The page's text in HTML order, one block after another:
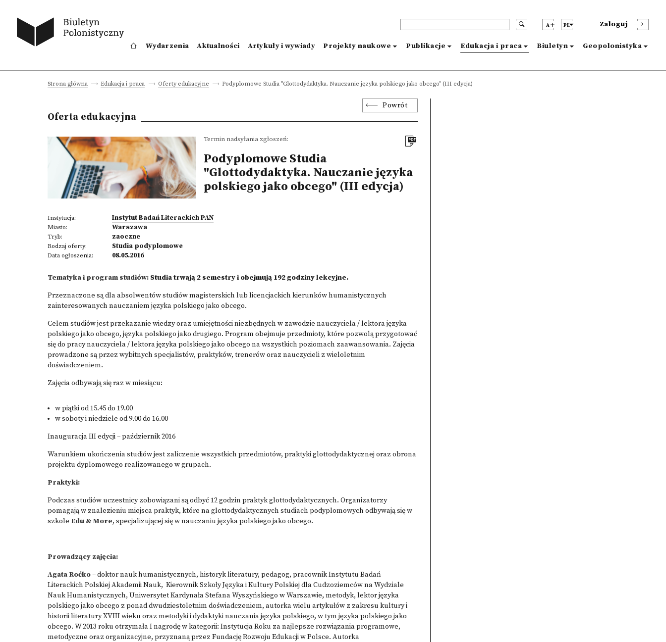
A PL Zaloguj
Wydarzenia Aktualności Artykuły i wywiady Projekty naukowe Publikacje Edukacja i praca Biuletyn Geopolonistyka
Strona główna Edukacja i praca Oferty edukacyjne Podyplomowe Studia "Glottodydaktyka. Nauczanie języka polskiego jako obcego" (III edycja)
Powrót
Oferta edukacyjna
Termin nadsyłania zgłoszeń:
Podyplomowe Studia
"Glottodydaktyka. Nauczanie języka
polskiego jako obcego" (III edycja)
Instytucja: Instytut Badań Literackich PAN
Miasto: Warszawa
Tryb: zaoczne
Rodzaj oferty: Studia podyplomowe
Data ogłoszenia: 08.05.2016
Tematyka i program studiów: Studia trwają 2 semestry i obejmują 192 godziny lekcyjne.
Przeznaczone są dla absolwentów studiów magisterskich lub licencjackich kierunków humanistycznych
zainteresowanych nauczaniem języka polskiego jako obcego.
Celem studiów jest przekazanie wiedzy oraz umiejętności niezbędnych w zawodzie nauczyciela / lektora języka
polskiego jako obcego, języka polskiego jako drugiego. Program obejmuje przedmioty, które pozwolą przygotować
się do pracy nauczyciela / lektora języka polskiego jako obcego na wszystkich poziomach zaawansowania. Zajęcia
prowadzone są przez wybitnych specjalistów, praktyków, trenerów oraz nauczycieli z wieloletnim
doświadczeniem.
Zajęcia odbywają się raz w miesiącu:
w piątki od 15.45 do 19.00
w soboty i niedziele od 9.00 do 16.00
Inauguracja III edycji – październik 2016
Warunkiem ukończenia studiów jest zaliczenie wszystkich przedmiotów, praktyki glottodydaktycznej oraz obrona
projektu dyplomowego realizowanego w grupach.
Praktyki:
Podczas studiów uczestnicy zobowiązani są odbyć 12 godzin praktyk glottodydaktycznych. Organizatorzy
pomagają w znalezieniu miejsca praktyk, które na glottodydaktycznych studiach podyplomowych odbywają się w
szkole Edu & More, specjalizującej się w nauczaniu języka polskiego jako obcego.
Prowadzący zajęcia:
Agata Roćko– doktor nauk humanistycznych, historyk literatury, pedagog, pracownik Instytutu Badań
Literackich Polskiej Akademii Nauk, Kierownik Szkoły Języka i Kultury Polskiej dla Cudzoziemców na Wydziale
Nauk Humanistycznych, Uniwersytet Kardynała Stefana Wyszyńskiego w Warszawie, metodyk, lektor języka
polskiego jako obcego z ponad dwudziestoletnim doświadczeniem, autorka wielu artykułów z zakresu kultury i
historii literatury XVIII wieku oraz metodyki i dydaktyki nauczania języka polskiego, w tym języka polskiego jako
obcego. W 2013 roku otrzymała I nagrodę w kategorii: Instytucja Roku za najlepsze rozwiązania programowe,
metodyczne oraz organizacyjne, przyznaną przez Fundację Rozwoju Edukacji w Polsce. Autorka